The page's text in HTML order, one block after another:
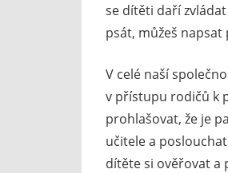
se dítěti daří
psát, můžeš napsat
V celé naší
v přístupu rodičů k
prohlašovat, že je
učitele a
dítěte si ověřovat